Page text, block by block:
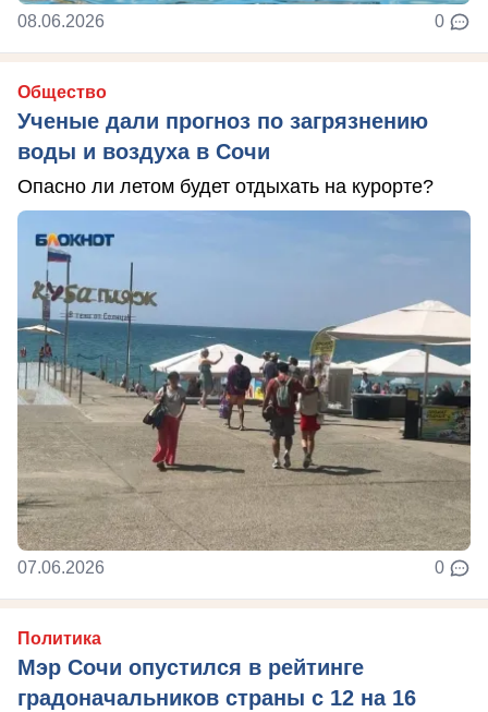
08.06.2026 0
Общество
Ученые дали прогноз по загрязнению
воды и воздуха в Сочи
Опасно ли летом будет отдыхать на курорте?
07.06.2026 0
Политика
Мэр Сочи опустился в рейтинге
градоначальников страны с 12 на 16